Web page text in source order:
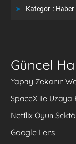
Kategori : Haber
Güncel
Yapay Zekanın
SpaceX ile Uzaya
Netflix Oyun
Google Lens